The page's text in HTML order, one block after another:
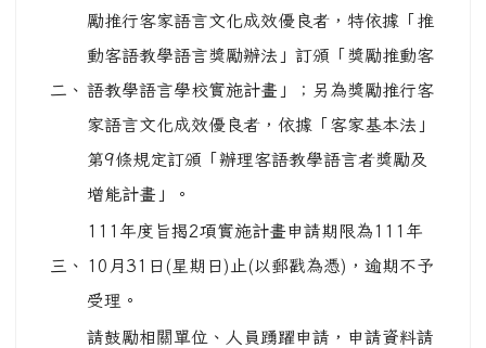
二、
勵推行客家語言文化成效優良者，特依據「推
動客語教學語言獎勵辦法」訂頒「獎勵推動客
語教學語言學校實施計畫」；另為獎勵推行客
家語言文化成效優良者，依據「客家基本法」
第9條規定訂頒「辦理客語教學語言者獎勵及
增能計畫」。
三、
111年度旨揭2項實施計畫申請期限為111年
10月31日(星期日)止(以郵戳為憑)，逾期不予
受理。
請鼓勵相關單位、人員踴躍申請，申請資料請